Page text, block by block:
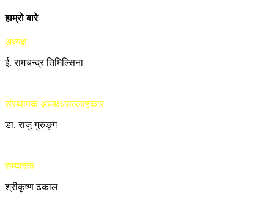
हाम्रो बारे
अध्यक्ष
ई. रामचन्द्र तिमिल्सिना
संस्थापक अध्यक्ष/सल्लाहकार
डा. राजु गुरुङ्ग
सम्पादक
श्रीकृष्ण ढकाल